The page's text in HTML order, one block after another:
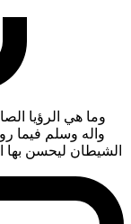
وما هي الرؤيا
واله وسلم فيما
الشيطان ليحسن بها